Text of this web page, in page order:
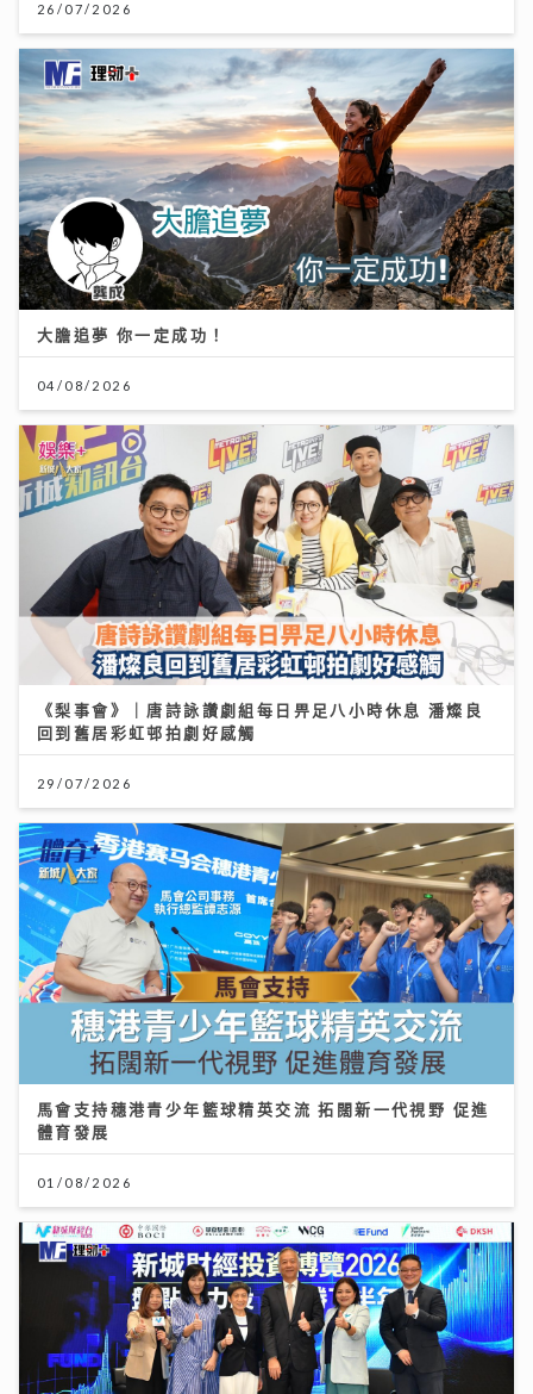
26/07/2026
大膽追夢 你一定成功！
04/08/2026
《梨事會》｜唐詩詠讚劇組每日畀足八小時休息 潘燦良
回到舊居彩虹邨拍劇好感觸
29/07/2026
馬會支持穗港青少年籃球精英交流 拓闊新一代視野 促進
體育發展
01/08/2026